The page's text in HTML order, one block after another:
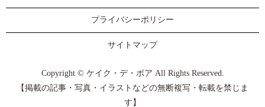
プライバシーポリシー
サイトマップ
Copyright © ケイク・デ・ボア All Rights Reserved.
【掲載の記事・写真・イラストなどの無断複写・転載を禁じま
す】